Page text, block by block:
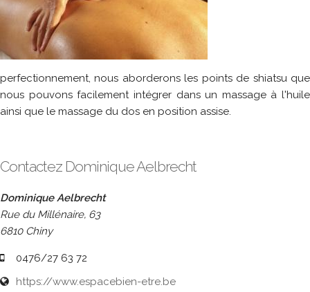
perfectionnement, nous aborderons les points de shiatsu que
nous pouvons facilement intégrer dans un massage à l'huile
ainsi que le massage du dos en position assise.
Contactez Dominique Aelbrecht
Dominique Aelbrecht
Rue du Millénaire, 63
6810 Chiny
0476/27 63 72
https://www.espacebien-etre.be